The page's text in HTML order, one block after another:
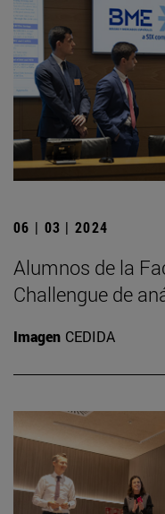
06 | 03 | 2024
Alumnos de la
Challengue de
Imagen CEDIDA